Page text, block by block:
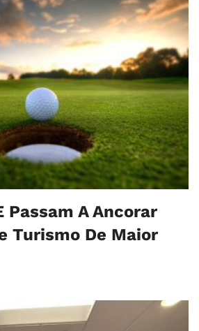
Passam A Ancorar
Turismo De Maior